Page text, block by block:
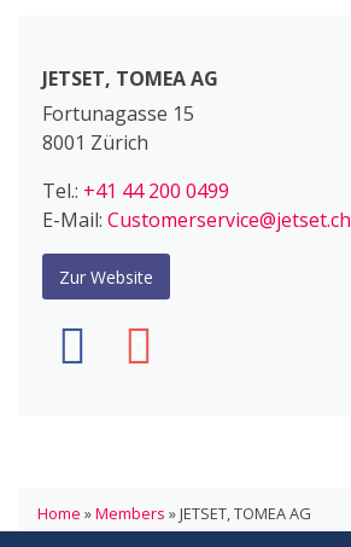
JETSET, TOMEA AG
Fortunagasse 15
8001 Zürich
Tel.: +41 44 200 0499
E-Mail: Customerservice@jetset.ch
Zur Website
Home »Members »JETSET, TOMEA AG